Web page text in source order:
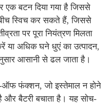
एक बटन दिया गया है जिससे
स्विच कर सकते हैं, जिससे
पर पूरा नियंत्रण मिलता
अधिक घने धुएं का उत्पादन,
आसानी से ढल जाता है।
फंक्शन, जो इस्तेमाल न होने
और बैटरी बचाता है। यह सोच-